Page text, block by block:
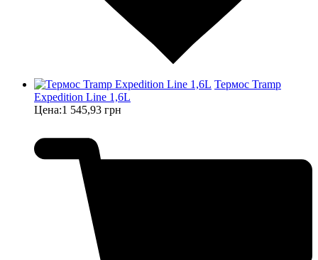
Термос Tramp
Expedition Line 1,6L
Цена:1 545,93 грн